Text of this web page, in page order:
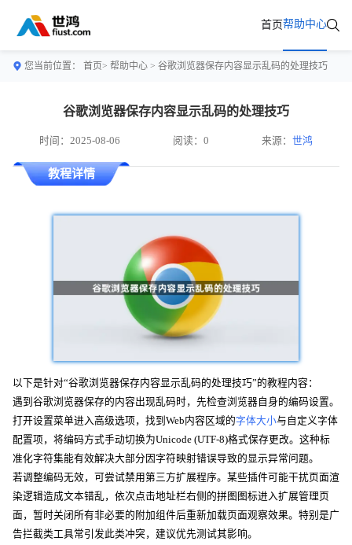
首页帮助中心
您当前位置： 首页> 帮助中心 > 谷歌浏览器保存内容显示乱码的处理技巧
谷歌浏览器保存内容显示乱码的处理技巧
时间：2025-08-06 阅读：0 来源：世鸿
教程详情
以下是针对“谷歌浏览器保存内容显示乱码的处理技巧”的教程内容：
遇到谷歌浏览器保存的内容出现乱码时，先检查浏览器自身的编码设置。
打开设置菜单进入高级选项，找到Web内容区域的字体大小与自定义字体
配置项，将编码方式手动切换为Unicode (UTF-8)格式保存更改。这种标
准化字符集能有效解决大部分因字符映射错误导致的显示异常问题。
若调整编码无效，可尝试禁用第三方扩展程序。某些插件可能干扰页面渲
染逻辑造成文本错乱，依次点击地址栏右侧的拼图图标进入扩展管理页
面，暂时关闭所有非必要的附加组件后重新加载页面观察效果。特别是广
告拦截类工具常引发此类冲突，建议优先测试其影响。